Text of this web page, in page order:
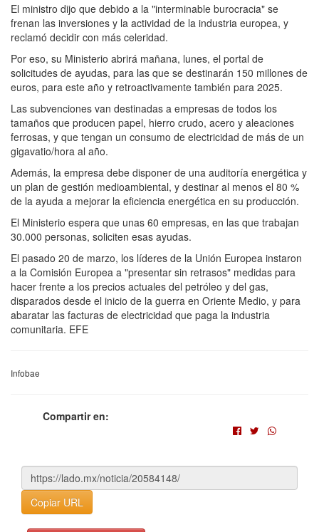
El ministro dijo que debido a la "interminable burocracia" se
frenan las inversiones y la actividad de la industria europea, y
reclamó decidir con más celeridad.
Por eso, su Ministerio abrirá mañana, lunes, el portal de
solicitudes de ayudas, para las que se destinarán 150 millones de
euros, para este año y retroactivamente también para 2025.
Las subvenciones van destinadas a empresas de todos los
tamaños que producen papel, hierro crudo, acero y aleaciones
ferrosas, y que tengan un consumo de electricidad de más de un
gigavatio/hora al año.
Además, la empresa debe disponer de una auditoría energética y
un plan de gestión medioambiental, y destinar al menos el 80 %
de la ayuda a mejorar la eficiencia energética en su producción.
El Ministerio espera que unas 60 empresas, en las que trabajan
30.000 personas, soliciten esas ayudas.
El pasado 20 de marzo, los líderes de la Unión Europea instaron
a la Comisión Europea a "presentar sin retrasos" medidas para
hacer frente a los precios actuales del petróleo y del gas,
disparados desde el inicio de la guerra en Oriente Medio, y para
abaratar las facturas de electricidad que paga la industria
comunitaria. EFE
Infobae
Compartir en:
Copiar URL